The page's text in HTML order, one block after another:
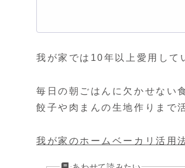
我が家では10年以上愛用して
毎日の朝ごはんに欠かせない
餃子や肉まんの生地作りまで
我が家のホームベーカリ活用